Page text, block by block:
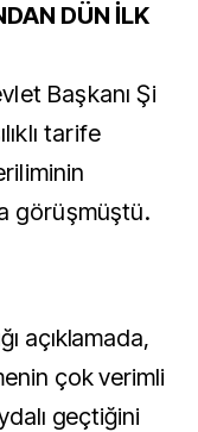
DÜN İLK
Başkanı Şi
tarife
görüşmüştü.
açıklamada,
çok verimli
geçtiğini